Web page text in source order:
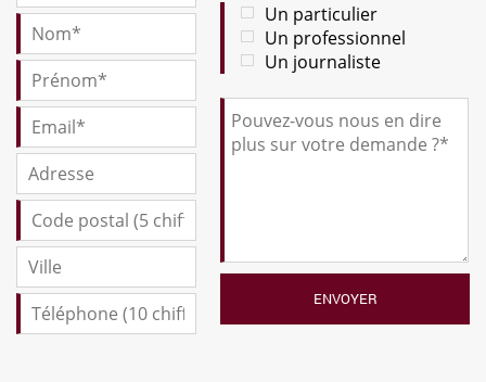
Un particulier
Un professionnel
Un journaliste